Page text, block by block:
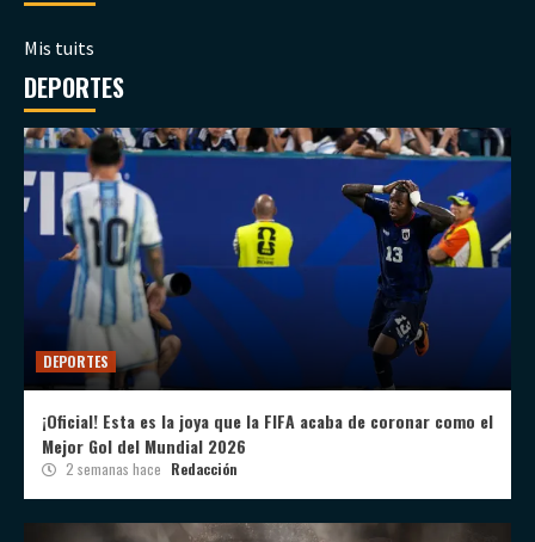
Mis tuits
DEPORTES
DEPORTES
¡Oficial! Esta es la joya que la FIFA acaba de coronar como el
Mejor Gol del Mundial 2026
2 semanas hace Redacción